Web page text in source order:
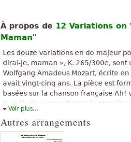
J'aime Euphonium était la
jeu euphonium »
«Grands pour obtenir son même à
moi. Merci.»
«
J'aime, est mon compositeur
«Le score est bon, mais manque de
«Simple et belle. Il transmet la joie. »
« LTS bon et facile à écouter trop »
Tout voir (32)
À propos de 12 Variations on
Maman"
Les douze variations en do majeur
dirai-je, maman », K. 265/300e,
Wolfgang Amadeus Mozart, écrite
avait vingt-cinq ans. La pièce est
basées sur la chanson française Ah!
la mélodie apparaît pour la
reprise ensuite par beaucoup de
The above text from the Wikipedia article "
pour piano sur « Ah ! vous dirai-je, maman »
Voir plus...
Autres arrangements